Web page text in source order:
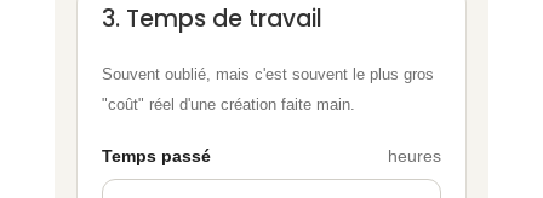
3. Temps de travail
Souvent oublié, mais c'est souvent le plus gros
"coût" réel d'une création faite main.
Temps passé heures